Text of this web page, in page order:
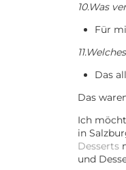
10.Was
Für
Das
Das
Ich
in
Desserts
und